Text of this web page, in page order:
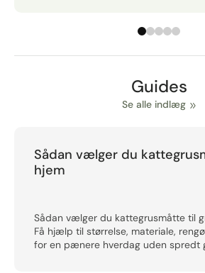
Guides
Se alle indlæg
Sådan vælger du
hjem
Sådan vælger du kattegrusmåtte til
Få hjælp til størrelse, materiale,
for en pænere hverdag uden spredt